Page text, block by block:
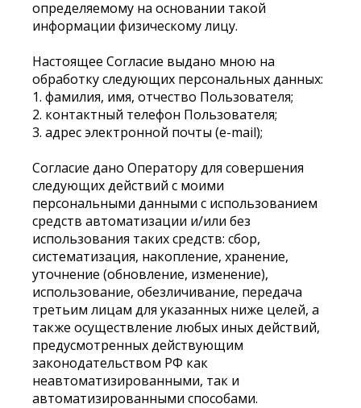
определяемому на основании такой
информации физическому лицу.
Настоящее Согласие выдано мною на
обработку следующих персональных данных:
1. фамилия, имя, отчество Пользователя;
2. контактный телефон Пользователя;
3. адрес электронной почты (e-mail);
Согласие дано Оператору для совершения
следующих действий с моими
персональными данными с использованием
средств автоматизации и/или без
использования таких средств: сбор,
систематизация, накопление, хранение,
уточнение (обновление, изменение),
использование, обезличивание, передача
третьим лицам для указанных ниже целей, а
также осуществление любых иных действий,
предусмотренных действующим
законодательством РФ как
неавтоматизированными, так и
автоматизированными способами.